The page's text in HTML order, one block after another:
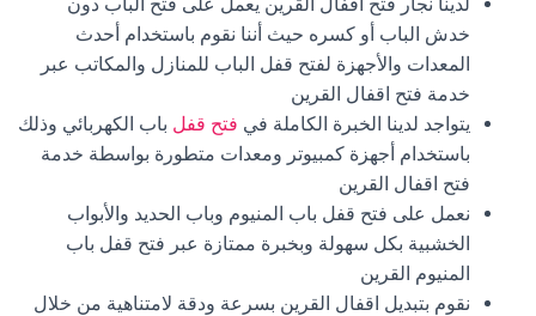
خدش الباب أو كسره حيث أننا نقوم باستخدام أحدث
المعدات والأجهزة لفتح قفل الباب للمنازل والمكاتب عبر
خدمة فتح اقفال القرين
يتواجد لدينا الخبرة الكاملة في فتح قفل باب الكهربائي وذلك
باستخدام أجهزة كمبيوتر ومعدات متطورة بواسطة خدمة
فتح اقفال القرين
نعمل على فتح قفل باب المنيوم وباب الحديد والأبواب
الخشبية بكل سهولة وبخبرة ممتازة عبر فتح قفل باب
المنيوم القرين
نقوم بتبديل اقفال القرين بسرعة ودقة لامتناهية من خلال